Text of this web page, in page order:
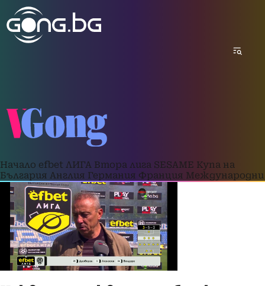
Начало efbet ЛИГА Втора лига SESAME Купа на
България Англия Германия Франция Международни